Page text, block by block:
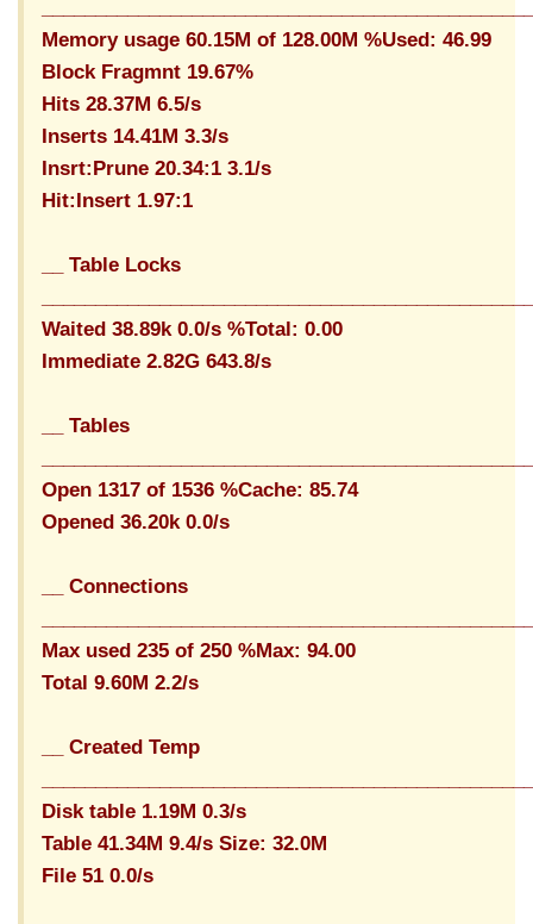
Memory usage 60.15M of 128.00M %Used: 46.99
Block Fragmnt 19.67%
Hits 28.37M 6.5/s
Inserts 14.41M 3.3/s
Insrt:Prune 20.34:1 3.1/s
Hit:Insert 1.97:1
__ Table Locks
Waited 38.89k 0.0/s %Total: 0.00
Immediate 2.82G 643.8/s
__ Tables
Open 1317 of 1536 %Cache: 85.74
Opened 36.20k 0.0/s
__ Connections
Max used 235 of 250 %Max: 94.00
Total 9.60M 2.2/s
__ Created Temp
Disk table 1.19M 0.3/s
Table 41.34M 9.4/s Size: 32.0M
File 51 0.0/s